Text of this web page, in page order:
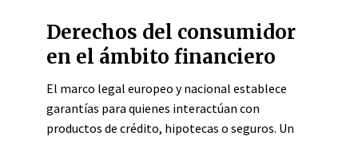
Derechos del consumidor
en el ámbito financiero
El marco legal europeo y nacional establece
garantías para quienes interactúan con
productos de crédito, hipotecas o seguros. Un